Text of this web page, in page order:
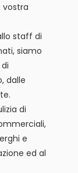
staff di
siamo
dalle
di
e
ed al